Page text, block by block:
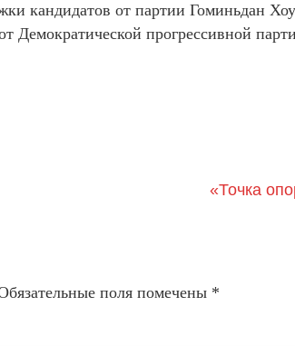
кандидатов от партии Гоминьдан
Демократической прогрессивной
«Точка
поля помечены *